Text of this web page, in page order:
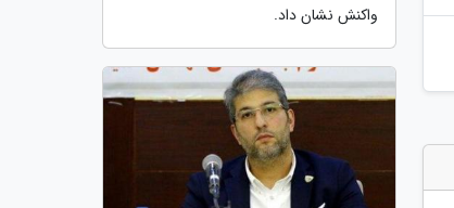
واکنش نشان داد.